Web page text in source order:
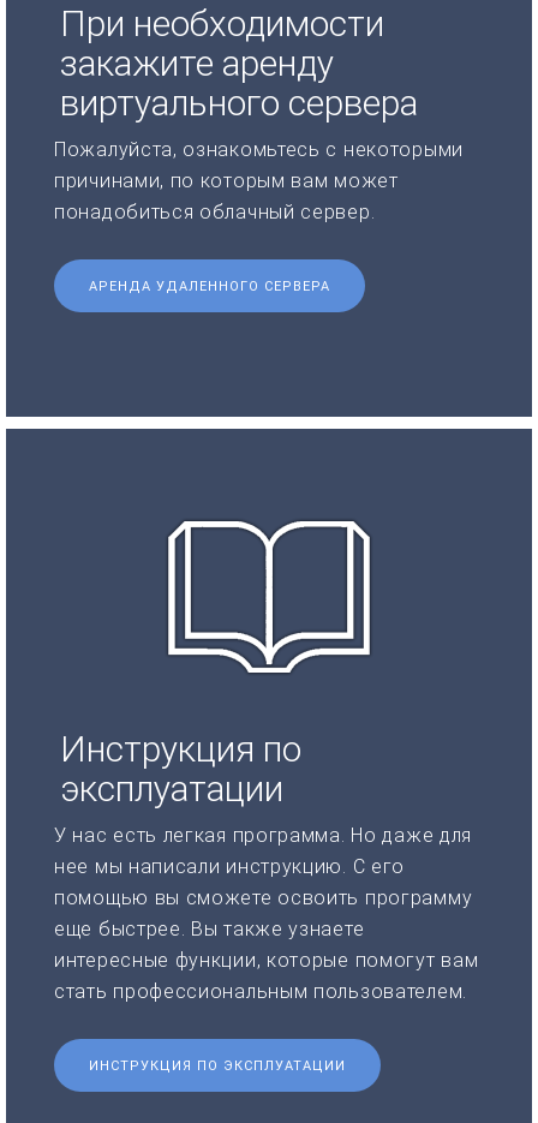
При необходимости
закажите аренду
виртуального сервера
Пожалуйста, ознакомьтесь с некоторыми
причинами, по которым вам может
понадобиться облачный сервер.
АРЕНДА УДАЛЕННОГО СЕРВЕРА
Инструкция по
эксплуатации
У нас есть легкая программа. Но даже для
нее мы написали инструкцию. С его
помощью вы сможете освоить программу
еще быстрее. Вы также узнаете
интересные функции, которые помогут вам
стать профессиональным пользователем.
ИНСТРУКЦИЯ ПО ЭКСПЛУАТАЦИИ